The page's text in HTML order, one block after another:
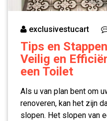
exclusivestucart
Tips en
Veilig en
een Toilet
Als u van plan bent om
renoveren, kan het zijn
slopen. Het slopen van